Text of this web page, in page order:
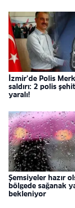
İzmir’de Polis
saldırı: 2 polis
yaralı!
Şemsiyeler hazır
bölgede sağanak
bekleniyor